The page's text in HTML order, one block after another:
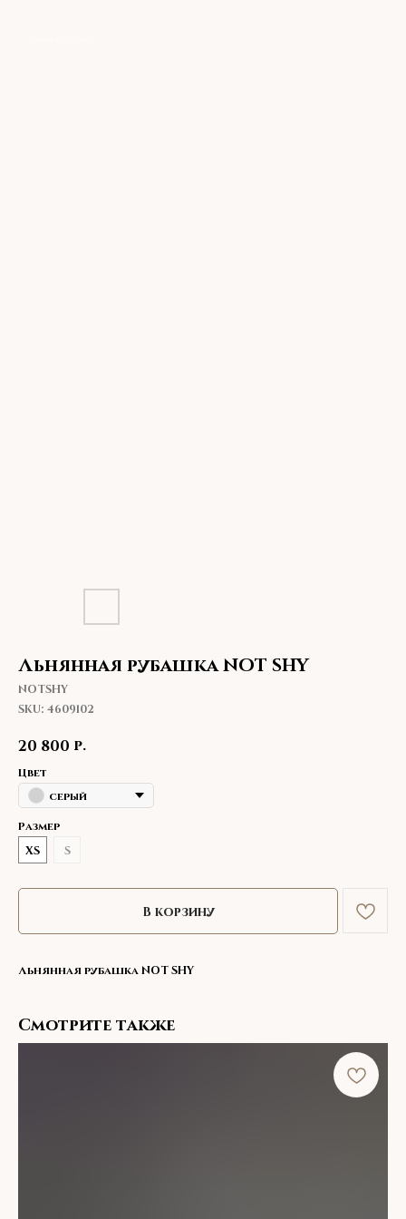
Льнянная рубашка NOT SHY
NOTSHY
SKU: 4609102
20 800 р.
Цвет
серый
Размер
XS
S
В корзину
Льнянная рубашка NOT SHY
Смотрите также